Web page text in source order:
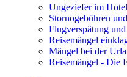
Ungeziefer im Hotel
Stornogebühren
Flugverspätung
Reisemängel
Mängel bei der
Reisemängel - Die